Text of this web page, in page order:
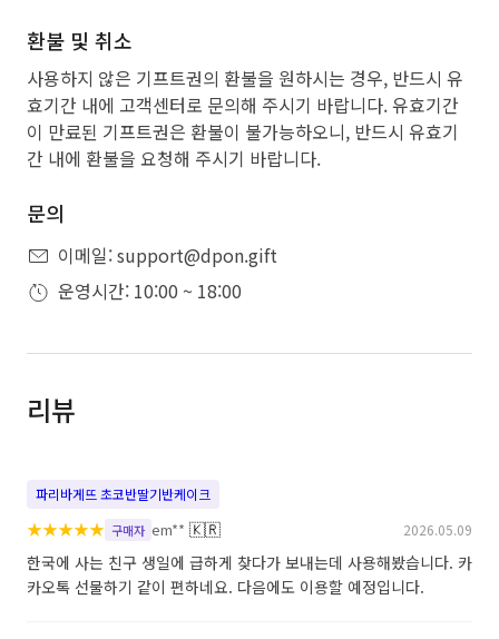
환불 및 취소
사용하지 않은 기프트권의 환불을 원하시는 경우, 반드시 유
효기간 내에 고객센터로 문의해 주시기 바랍니다. 유효기간
이 만료된 기프트권은 환불이 불가능하오니, 반드시 유효기
간 내에 환불을 요청해 주시기 바랍니다.
문의
이메일: support@dpon.gift
운영시간: 10:00 ~ 18:00
리뷰
파리바게뜨 초코반딸기반케이크
★★★★★ 구매자 em** 🇰🇷 2026.05.09
한국에 사는 친구 생일에 급하게 찾다가 보내는데 사용해봤습니다. 카
카오톡 선물하기 같이 편하네요. 다음에도 이용할 예정입니다.